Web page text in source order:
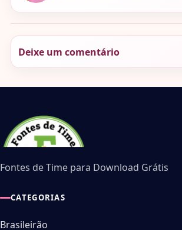
Deixe um comentário
Fontes de Time para Download Grátis
CATEGORIAS
Brasileirão